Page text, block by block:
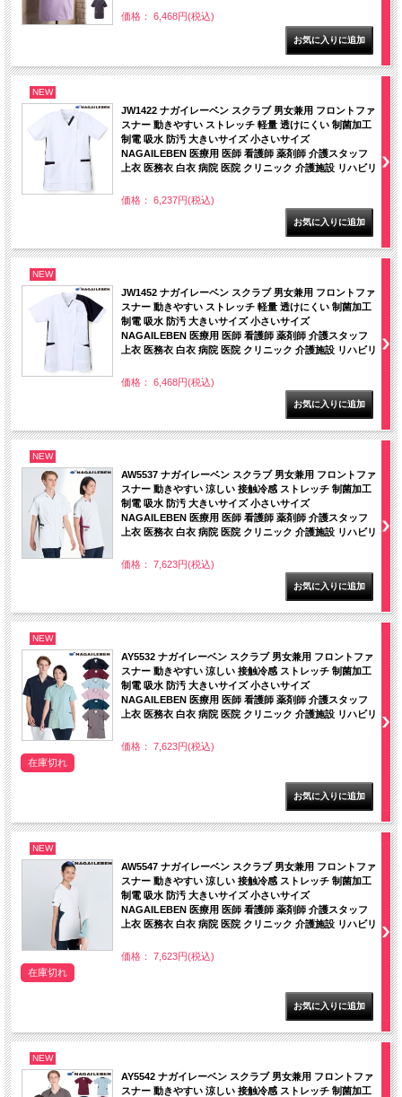
価格： 6,468円(税込)
NEW
JW1422 ナガイレーベン スクラブ 男女兼用 フロントファ
スナー 動きやすい ストレッチ 軽量 透けにくい 制菌加工
制電 吸水 防汚 大きいサイズ 小さいサイズ
NAGAILEBEN 医療用 医師 看護師 薬剤師 介護スタッフ
上衣 医務衣 白衣 病院 医院 クリニック 介護施設 リハビリ
価格： 6,237円(税込)
NEW
JW1452 ナガイレーベン スクラブ 男女兼用 フロントファ
スナー 動きやすい ストレッチ 軽量 透けにくい 制菌加工
制電 吸水 防汚 大きいサイズ 小さいサイズ
NAGAILEBEN 医療用 医師 看護師 薬剤師 介護スタッフ
上衣 医務衣 白衣 病院 医院 クリニック 介護施設 リハビリ
価格： 6,468円(税込)
NEW
AW5537 ナガイレーベン スクラブ 男女兼用 フロントファ
スナー 動きやすい 涼しい 接触冷感 ストレッチ 制菌加工
制電 吸水 防汚 大きいサイズ 小さいサイズ
NAGAILEBEN 医療用 医師 看護師 薬剤師 介護スタッフ
上衣 医務衣 白衣 病院 医院 クリニック 介護施設 リハビリ
価格： 7,623円(税込)
NEW
AY5532 ナガイレーベン スクラブ 男女兼用 フロントファ
スナー 動きやすい 涼しい 接触冷感 ストレッチ 制菌加工
制電 吸水 防汚 大きいサイズ 小さいサイズ
NAGAILEBEN 医療用 医師 看護師 薬剤師 介護スタッフ
上衣 医務衣 白衣 病院 医院 クリニック 介護施設 リハビリ
価格： 7,623円(税込)
在庫切れ
NEW
AW5547 ナガイレーベン スクラブ 男女兼用 フロントファ
スナー 動きやすい 涼しい 接触冷感 ストレッチ 制菌加工
制電 吸水 防汚 大きいサイズ 小さいサイズ
NAGAILEBEN 医療用 医師 看護師 薬剤師 介護スタッフ
上衣 医務衣 白衣 病院 医院 クリニック 介護施設 リハビリ
価格： 7,623円(税込)
在庫切れ
NEW
AY5542 ナガイレーベン スクラブ 男女兼用 フロントファ
スナー 動きやすい 涼しい 接触冷感 ストレッチ 制菌加工